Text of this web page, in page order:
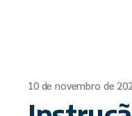
10 de novembro de